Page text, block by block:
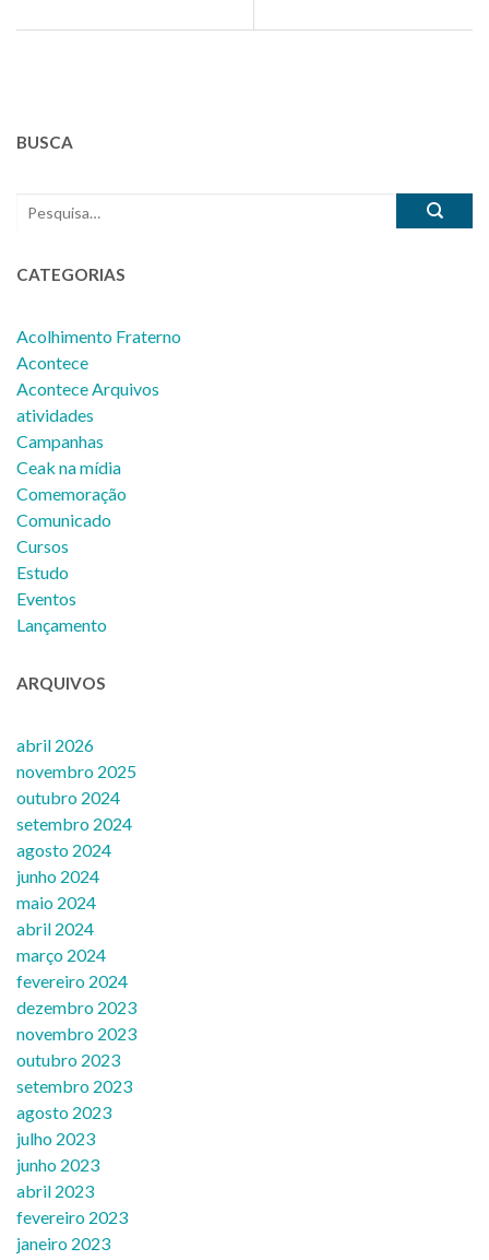
BUSCA
CATEGORIAS
Acolhimento Fraterno
Acontece
Acontece Arquivos
atividades
Campanhas
Ceak na mídia
Comemoração
Comunicado
Cursos
Estudo
Eventos
Lançamento
ARQUIVOS
abril 2026
novembro 2025
outubro 2024
setembro 2024
agosto 2024
junho 2024
maio 2024
abril 2024
março 2024
fevereiro 2024
dezembro 2023
novembro 2023
outubro 2023
setembro 2023
agosto 2023
julho 2023
junho 2023
abril 2023
fevereiro 2023
janeiro 2023